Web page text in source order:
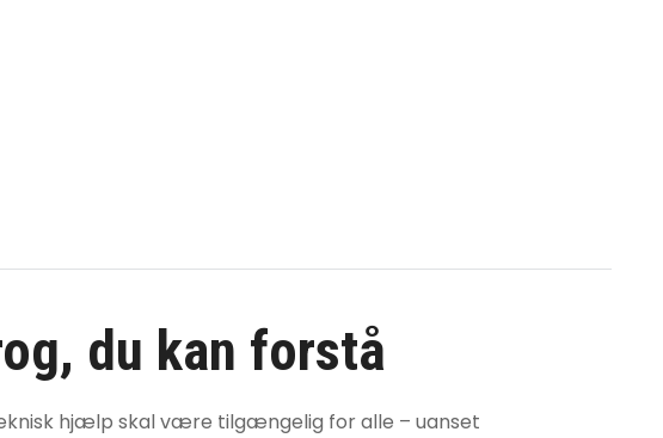
du kan forstå
hjælp skal være tilgængelig for alle – uanset